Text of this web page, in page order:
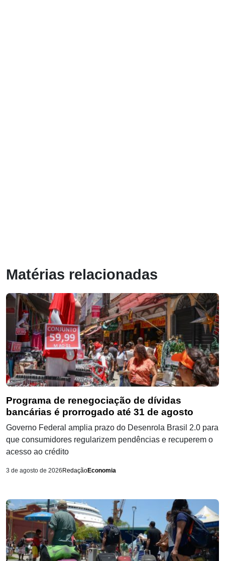
Matérias relacionadas
Programa de renegociação de dívidas
bancárias é prorrogado até 31 de agosto
Governo Federal amplia prazo do Desenrola Brasil 2.0 para
que consumidores regularizem pendências e recuperem o
acesso ao crédito
3 de agosto de 2026 RedaçãoEconomia